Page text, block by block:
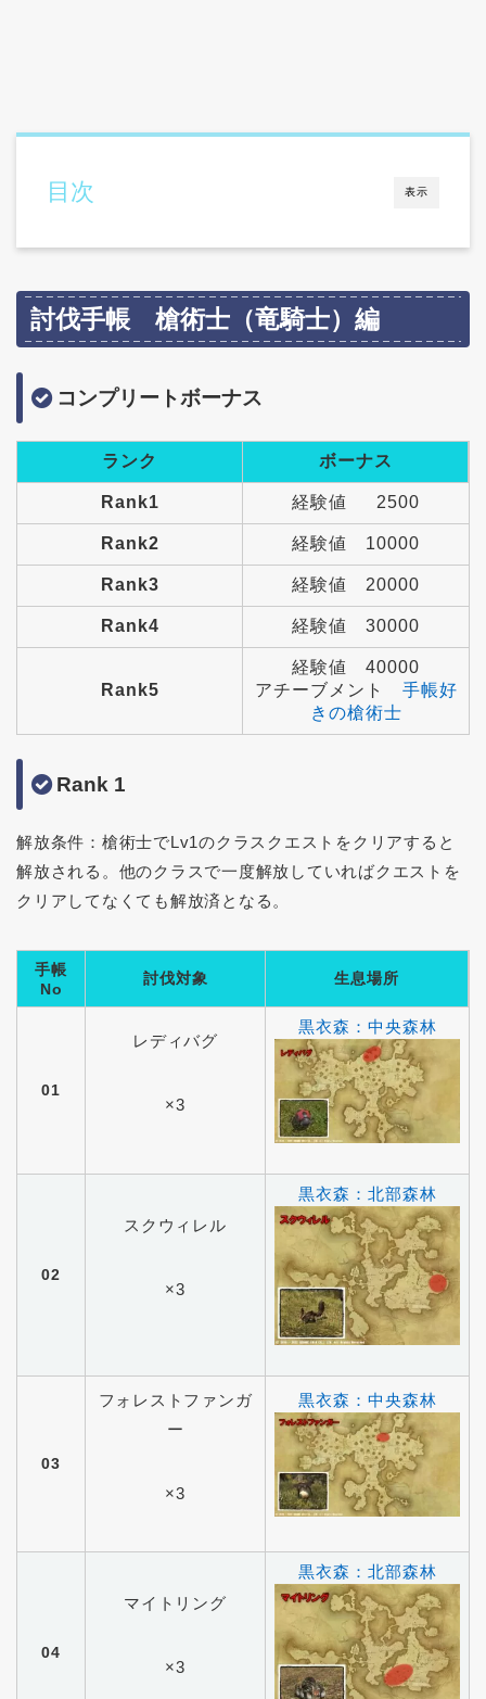
表示
目次
討伐手帳 槍術士（竜騎士）編
コンプリートボーナス
ランク ボーナス
Rank1 経験値 2500
Rank2 経験値 10000
Rank3 経験値 20000
Rank4 経験値 30000
Rank5
経験値 40000
アチーブメント 手帳好
きの槍術士
Rank 1
解放条件：槍術士でLv1のクラスクエストをクリアすると
解放される。他のクラスで一度解放していればクエストを
クリアしてなくても解放済となる。
手帳
No
討伐対象 生息場所
01
レディバグ
×3
黒衣森：中央森林
02
スクウィレル
×3
黒衣森：北部森林
03
フォレストファンガ
ー
×3
黒衣森：中央森林
04
マイトリング
×3
黒衣森：北部森林